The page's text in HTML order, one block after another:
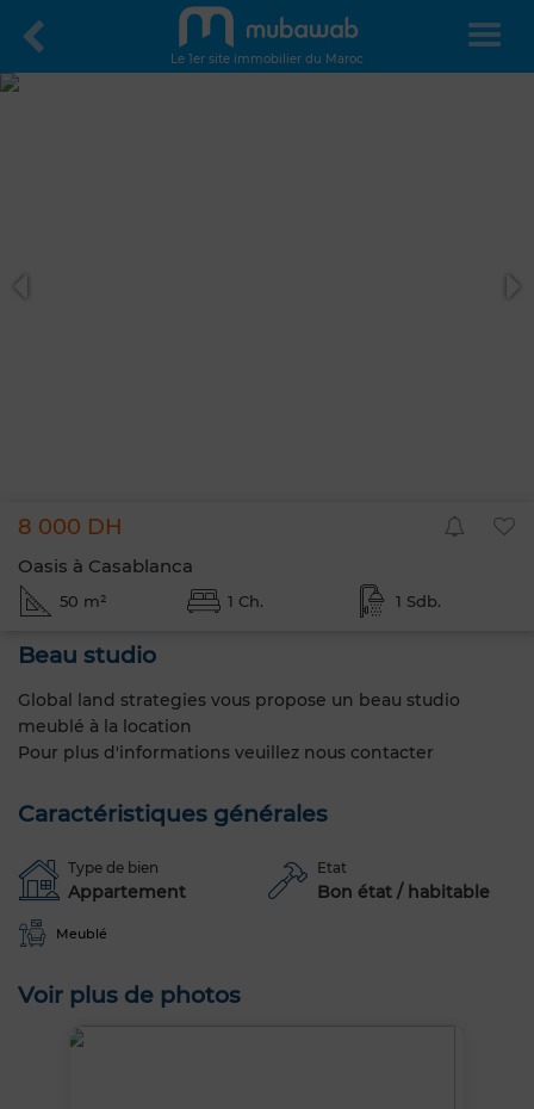
Le 1er site immobilier du Maroc
8 000 DH
Oasis à Casablanca
50 m² 1 Ch. 1 Sdb.
Beau studio
Global land strategies vous propose un beau studio
meublé à la location
Pour plus d'informations veuillez nous contacter
Caractéristiques générales
Type de bien
Appartement
Etat
Bon état / habitable
Meublé
Voir plus de photos